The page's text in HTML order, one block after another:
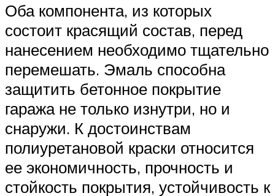
Оба компонента, из которых
состоит красящий состав, перед
нанесением необходимо тщательно
перемешать. Эмаль способна
защитить бетонное покрытие
гаража не только изнутри, но и
снаружи. К достоинствам
полиуретановой краски относится
ее экономичность, прочность и
стойкость покрытия, устойчивость к